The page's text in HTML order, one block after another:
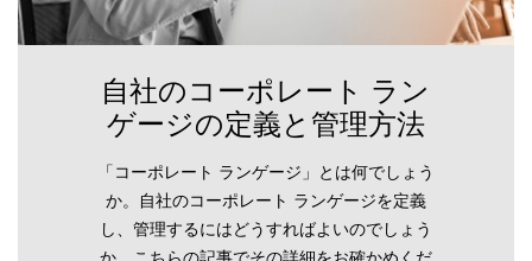
自社のコーポレート ラン
ゲージの定義と管理方法
「コーポレート ランゲージ」とは何でしょう
か。自社のコーポレート ランゲージを定義
し、管理するにはどうすればよいのでしょう